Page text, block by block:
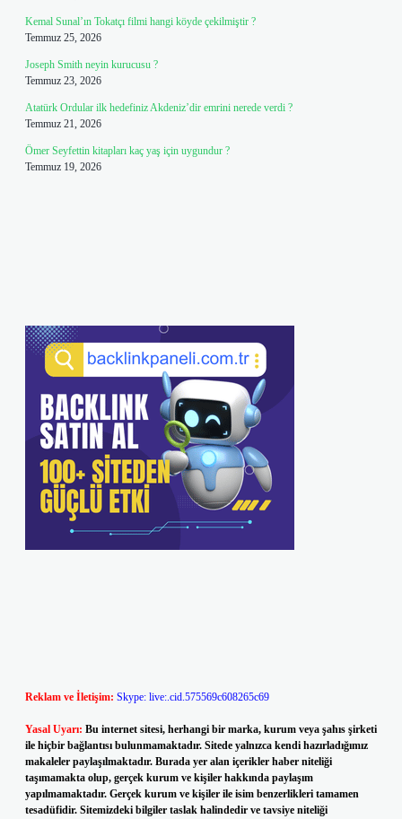
Kemal Sunal’ın Tokatçı filmi hangi köyde çekilmiştir ?
Temmuz 25, 2026
Joseph Smith neyin kurucusu ?
Temmuz 23, 2026
Atatürk Ordular ilk hedefiniz Akdeniz’dir emrini nerede verdi ?
Temmuz 21, 2026
Ömer Seyfettin kitapları kaç yaş için uygundur ?
Temmuz 19, 2026
Reklam ve İletişim: Skype: live:.cid.575569c608265c69
Yasal Uyarı: Bu internet sitesi, herhangi bir marka, kurum veya şahıs şirketi
ile hiçbir bağlantısı bulunmamaktadır. Sitede yalnızca kendi hazırladığımız
makaleler paylaşılmaktadır. Burada yer alan içerikler haber niteliği
taşımamakta olup, gerçek kurum ve kişiler hakkında paylaşım
yapılmamaktadır. Gerçek kurum ve kişiler ile isim benzerlikleri tamamen
tesadüfidir. Sitemizdeki bilgiler taslak halindedir ve tavsiye niteliği